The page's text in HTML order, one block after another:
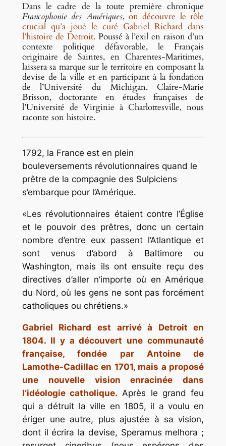
Dans le cadre de la toute première chronique
Francophonie des Amériques, on découvre le rôle
crucial qu’a joué le curé Gabriel Richard dans
l’histoire de Detroit. Poussé à l’exil en raison d’un
contexte politique défavorable, le Français
originaire de Saintes, en Charentes-Maritimes,
laissera sa marque sur le territoire en composant la
devise de la ville et en participant à la fondation
de l’Université du Michigan. Claire-Marie
Brisson, doctorante en études françaises de
l’Université de Virginie à Charlottesville, nous
raconte son histoire.
1792, la France est en plein
bouleversements révolutionnaires quand le
prêtre de la compagnie des Sulpiciens
s’embarque pour l’Amérique.
Les révolutionnaires étaient contre l’Église
et le pouvoir des prêtres, donc un certain
nombre d’entre eux passent l’Atlantique et
sont venus d’abord à Baltimore ou
Washington, mais ils ont ensuite reçu des
directives d’aller n’importe où en Amérique
du Nord, où les gens ne sont pas forcément
catholiques ou chrétiens.
Gabriel Richard est arrivé à Detroit en
1804. Il y a découvert une communauté
française, fondée par Antoine de
Lamothe-Cadillac en 1701, mais a proposé
une nouvelle vision enracinée dans
l’idéologie catholique. Après le grand feu
qui a détruit la ville en 1805, il a voulu en
ériger une autre, plus ajustée à sa vision,
dont il écrira la devise, Speramus melhora ;